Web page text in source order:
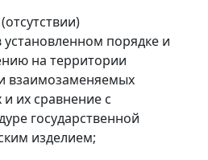
порядке и
на территории
взаимозаменяемых
их сравнение с
государственной
изделием;